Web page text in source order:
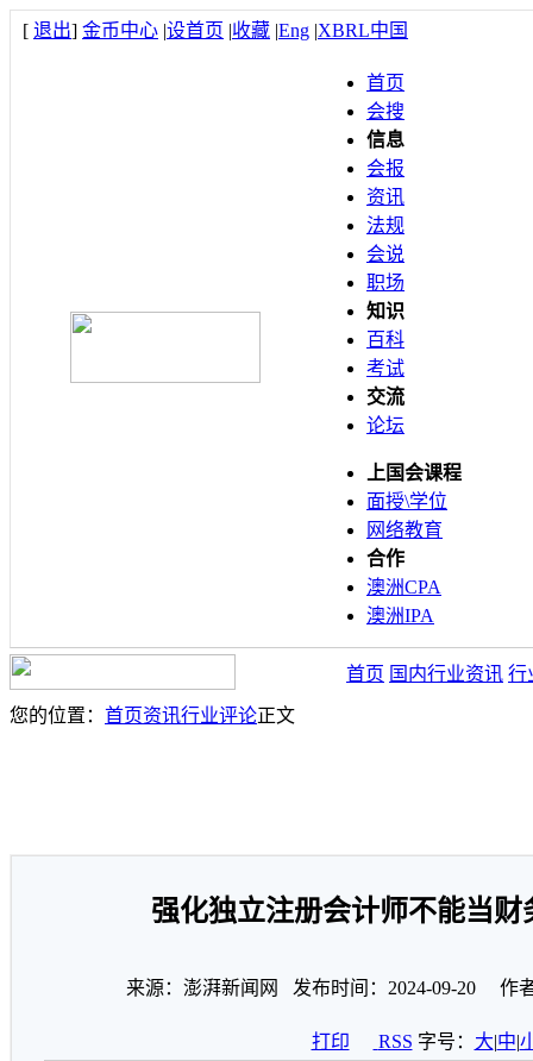
[ 退出] 金币中心 |设首页 |收藏 |Eng |XBRL中国
首页
会搜
信息
会报
资讯
法规
会说
职场
知识
百科
考试
交流
论坛
上国会课程
面授\学位
网络教育
合作
澳洲CPA
澳洲IPA
首页 国内行业资讯 行
您的位置： 首页资讯行业评论正文
强化独立注册会计师不能当财
来源：澎湃新闻网 发布时间：2024-09-20 作
打印 RSS 字号： 大|中|